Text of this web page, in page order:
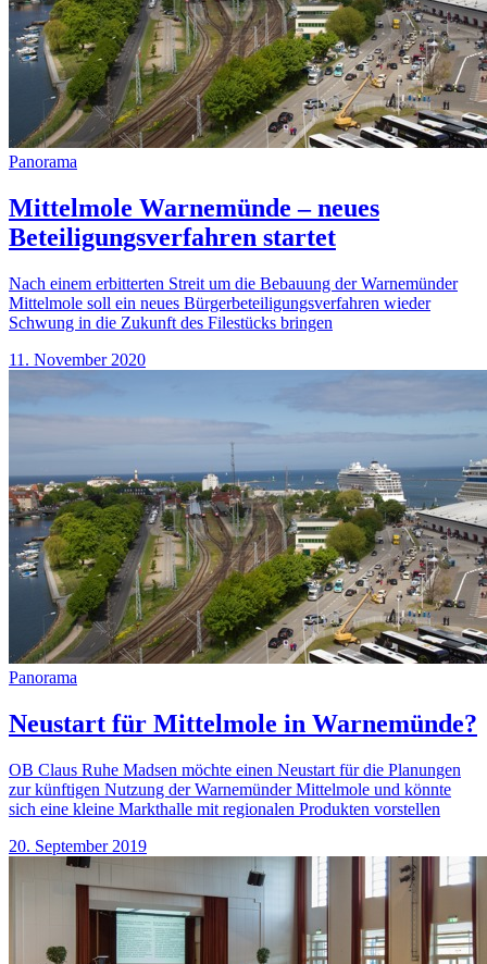
Panorama
Mittelmole Warnemünde – neues
Beteiligungsverfahren startet
Nach einem erbitterten Streit um die Bebauung der Warnemünder
Mittelmole soll ein neues Bürgerbeteiligungsverfahren wieder
Schwung in die Zukunft des Filestücks bringen
11. November 2020
Panorama
Neustart für Mittelmole in Warnemünde?
OB Claus Ruhe Madsen möchte einen Neustart für die Planungen
zur künftigen Nutzung der Warnemünder Mittelmole und könnte
sich eine kleine Markthalle mit regionalen Produkten vorstellen
20. September 2019